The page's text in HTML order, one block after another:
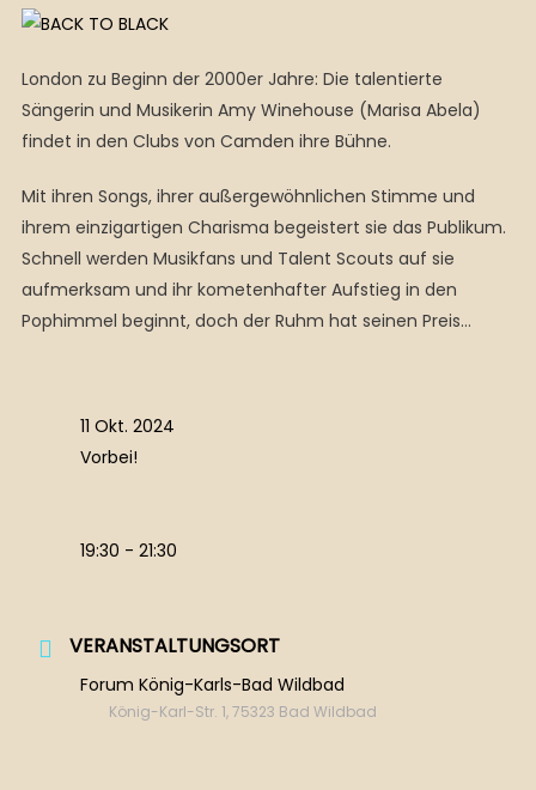
London zu Beginn der 2000er Jahre: Die talentierte
Sängerin und Musikerin Amy Winehouse (Marisa Abela)
findet in den Clubs von Camden ihre Bühne.
Mit ihren Songs, ihrer außergewöhnlichen Stimme und
ihrem einzigartigen Charisma begeistert sie das Publikum.
Schnell werden Musikfans und Talent Scouts auf sie
aufmerksam und ihr kometenhafter Aufstieg in den
Pophimmel beginnt, doch der Ruhm hat seinen Preis…
11 Okt. 2024
Vorbei!
19:30 - 21:30
VERANSTALTUNGSORT
Forum König-Karls-Bad Wildbad
König-Karl-Str. 1, 75323 Bad Wildbad